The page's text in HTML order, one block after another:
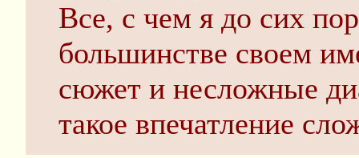
Все, с чем я до сих
большинстве своем
сюжет и несложные
такое впечатление